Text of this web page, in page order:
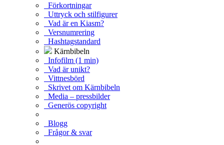
Förkortningar
Uttryck och stilfigurer
Vad är en Kiasm?
Versnumrering
Hashtagstandard
Kärnbibeln
Infofilm (1 min)
Vad är unikt?
Vittnesbörd
Skrivet om Kärnbibeln
Media – pressbilder
Generös copyright
Blogg
Frågor & svar